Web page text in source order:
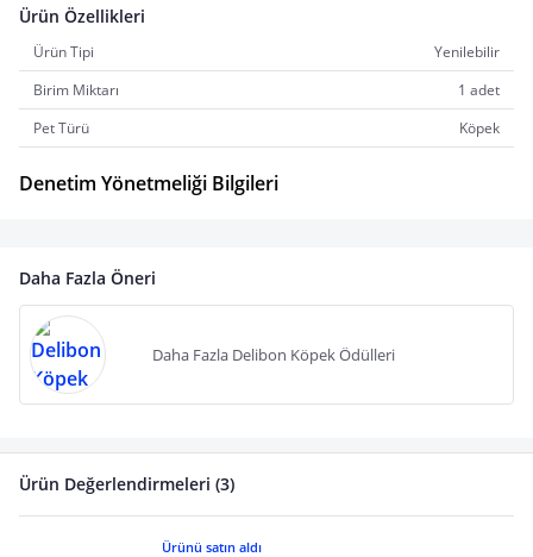
Ürün Özellikleri
Ürün Tipi
Yenilebilir
Birim Miktarı
1 adet
Pet Türü
Köpek
Denetim Yönetmeliği Bilgileri
Daha Fazla Öneri
Daha Fazla Delibon Köpek Ödülleri
Ürün Değerlendirmeleri (3)
Ürünü satın aldı